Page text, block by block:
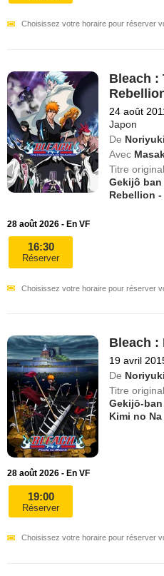
Choisissez votre horaire pour réserver
Bleach :
24 août
Japon
De
Avec
Titre original
Gekijô
Rebellion
28 août 2026 - En VF
16:30
Réserver
Choisissez votre horaire pour réserver
Bleach :
19 avril
De
Titre original
Gekijō-
Kimi no
28 août 2026 - En VF
19:00
Réserver
Choisissez votre horaire pour réserver